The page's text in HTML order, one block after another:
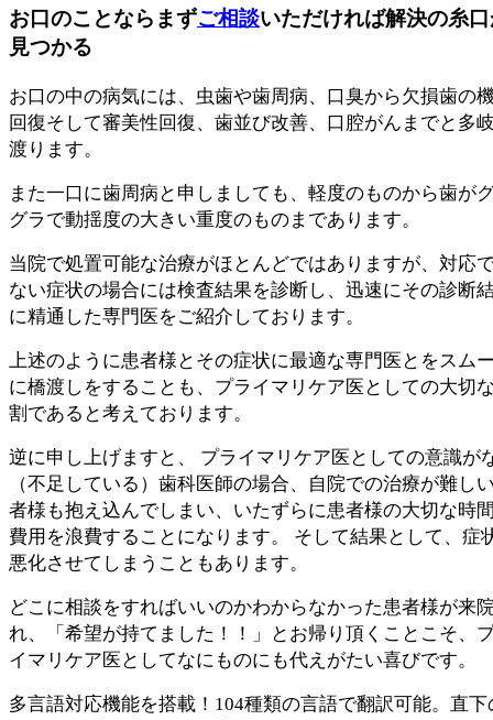
お口のことならまずご相談いただければ解決の糸
見つかる
お口の中の病気には、虫歯や歯周病、口臭から欠損歯の
回復そして審美性回復、歯並び改善、口腔がんまでと多
渡ります。
また一口に歯周病と申しましても、軽度のものから歯が
グラで動揺度の大きい重度のものまであります。
当院で処置可能な治療がほとんどではありますが、対応
ない症状の場合には検査結果を診断し、迅速にその診断
に精通した専門医をご紹介しております。
上述のように患者様とその症状に最適な専門医とをスム
に橋渡しをすることも、プライマリケア医としての大切
割であると考えております。
逆に申し上げますと、 プライマリケア医としての意識が
（不足している）歯科医師の場合、自院での治療が難し
者様も抱え込んでしまい、いたずらに患者様の大切な時
費用を浪費することになります。 そして結果として、症
悪化させてしまうこともあります。
どこに相談をすればいいのかわからなかった患者様が来
れ、「希望が持てました！！」とお帰り頂くことこそ、
イマリケア医としてなにものにも代えがたい喜びです。
多言語対応機能を搭載！104種類の言語で翻訳可能。直下